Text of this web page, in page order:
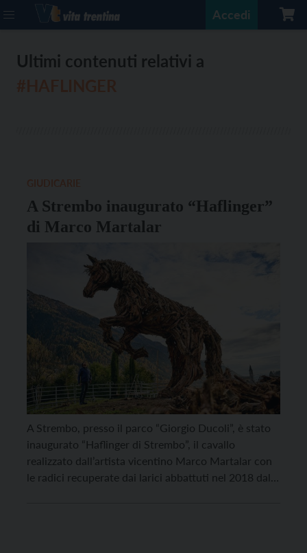
Accedi
Ultimi contenuti relativi a
A Strembo inaugurato “Haflinger”
di Marco Martalar
A Strembo, presso il parco “Giorgio Ducoli”, è stato
inaugurato “Haflinger di Strembo”, il cavallo
realizzato dall’artista vicentino Marco Martalar con
le radici recuperate dai larici abbattuti nel 2018 dalla